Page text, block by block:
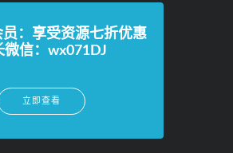
：享受资源七折优惠
微信：wx071DJ
立即查看